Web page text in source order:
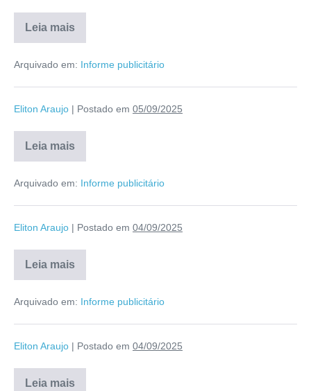
Leia mais
Arquivado em: Informe publicitário
Eliton Araujo | Postado em 05/09/2025
Leia mais
Arquivado em: Informe publicitário
Eliton Araujo | Postado em 04/09/2025
Leia mais
Arquivado em: Informe publicitário
Eliton Araujo | Postado em 04/09/2025
Leia mais